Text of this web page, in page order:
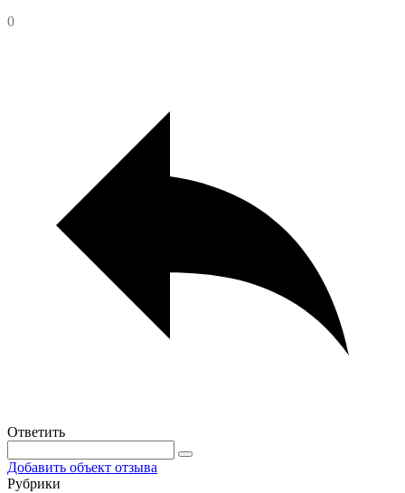
0
Ответить
Добавить объект отзыва
Рубрики